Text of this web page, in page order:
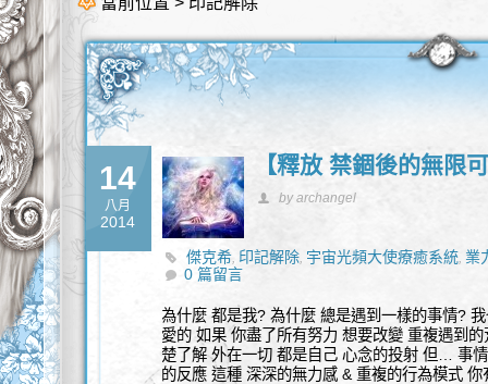
14
八月
2014
【釋放 禁錮後的無限
by archangel
傑克希, 印記解除, 宇宙光頻大使療癒系統, 業
0 篇留言
為什麼 都是我? 為什麼 總是遇到一樣的事情?
愛的 如果 你盡了所有努力 想要改變 重複遇到
楚了解 外在一切 都是自己 心念的投射 但… 事
的反應 這種 深深的無力感 & 重複的行為模式